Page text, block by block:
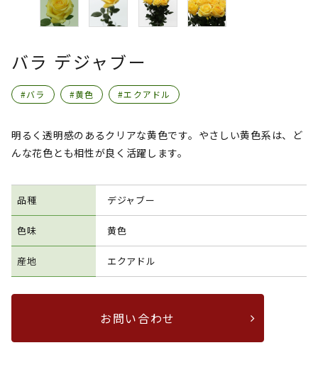
バラ デジャブー
#バラ #黄色 #エクアドル
明るく透明感のあるクリアな黄色です。やさしい黄色系は、ど
んな花色とも相性が良く活躍します。
品種 デジャブー
色味 黄色
産地 エクアドル
お問い合わせ